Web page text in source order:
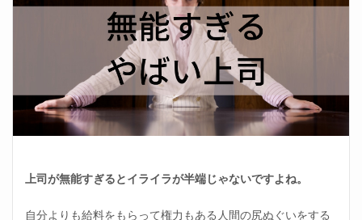
上司が無能すぎるとイライラが半端じゃないですよね。
自分よりも給料をもらって権力もある人間の尻ぬぐいをする